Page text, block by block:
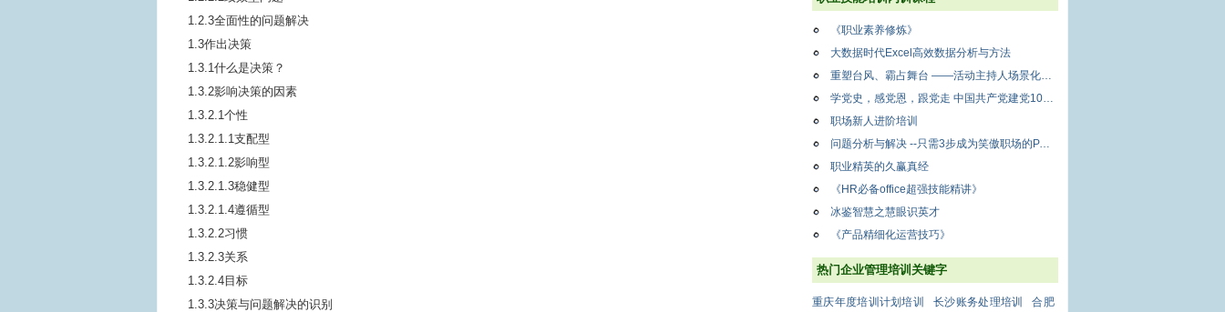
1.2.3全面性的问题解决
1.3作出决策
1.3.1什么是决策？
1.3.2影响决策的因素
1.3.2.1个性
1.3.2.1.1支配型
1.3.2.1.2影响型
1.3.2.1.3稳健型
1.3.2.1.4遵循型
1.3.2.2习惯
1.3.2.3关系
1.3.2.4目标
1.3.3决策与问题解决的识别
《职业素养修炼》
大数据时代Excel高效数据分析与方法
重塑台风、霸占舞台 ——活动主持人场景化训练
学党史，感党恩，跟党走 中国共产党建党100周年专题课程
职场新人进阶培训
问题分析与解决 --只需3步成为笑傲职场的PAS高手
职业精英的久赢真经
《HR必备office超强技能精讲》
冰鉴智慧之慧眼识英才
《产品精细化运营技巧》
热门企业管理培训关键字
重庆年度培训计划培训 长沙账务处理培训
合肥